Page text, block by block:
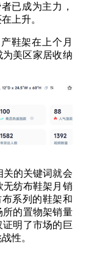
已成为主力，
上升。
鞋架在上个月
为美区家居收纳
关的关键词就会
无纺布鞋架月销
布系列的鞋架和
所的置物架销量
明了市场的巨
性。